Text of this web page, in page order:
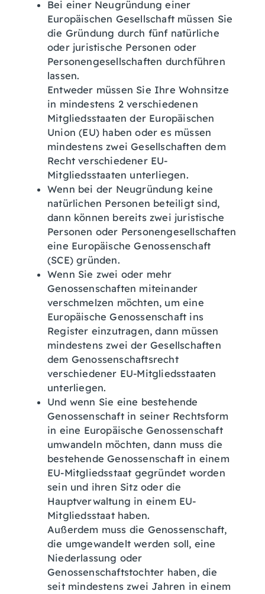
Bei einer Neugründung einer
Europäischen Gesellschaft müssen Sie
die Gründung durch fünf natürliche
oder juristische Personen oder
Personengesellschaften durchführen
lassen.
Entweder müssen Sie Ihre Wohnsitze
in mindestens 2 verschiedenen
Mitgliedsstaaten der Europäischen
Union (EU) haben oder es müssen
mindestens zwei Gesellschaften dem
Recht verschiedener EU-
Mitgliedsstaaten unterliegen.
Wenn bei der Neugründung keine
natürlichen Personen beteiligt sind,
dann können bereits zwei juristische
Personen oder Personengesellschaften
eine Europäische Genossenschaft
(SCE) gründen.
Wenn Sie zwei oder mehr
Genossenschaften miteinander
verschmelzen möchten, um eine
Europäische Genossenschaft ins
Register einzutragen, dann müssen
mindestens zwei der Gesellschaften
dem Genossenschaftsrecht
verschiedener EU-Mitgliedsstaaten
unterliegen.
Und wenn Sie eine bestehende
Genossenschaft in seiner Rechtsform
in eine Europäische Genossenschaft
umwandeln möchten, dann muss die
bestehende Genossenschaft in einem
EU-Mitgliedsstaat gegründet worden
sein und ihren Sitz oder die
Hauptverwaltung in einem EU-
Mitgliedsstaat haben.
Außerdem muss die Genossenschaft,
die umgewandelt werden soll, eine
Niederlassung oder
Genossenschaftstochter haben, die
seit mindestens zwei Jahren in einem